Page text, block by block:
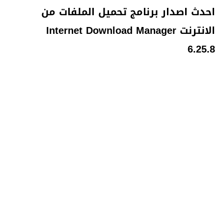
احدث اصدار برنامج تحميل الملفات من
الانترنت Internet Download Manager
6.25.8